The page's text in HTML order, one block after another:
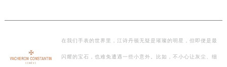
在我们手表的世界里，江诗丹顿无疑是璀璨的明星，但即便是最
闪耀的宝石，也难免遭遇一些小意外。比如，不小心让灰尘、细